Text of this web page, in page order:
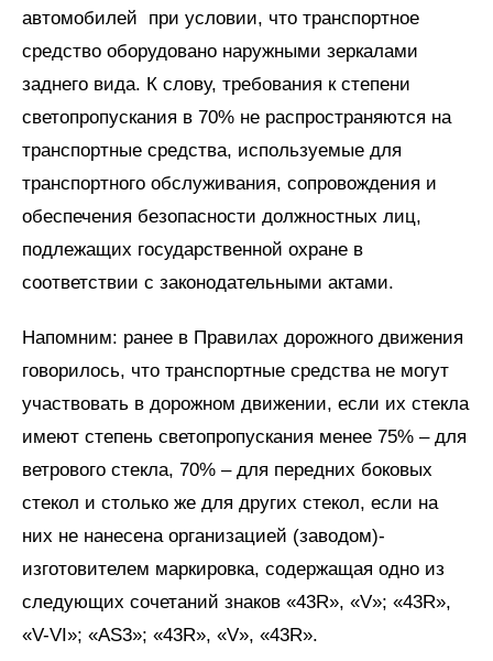
автомобилей при условии, что транспортное
средство оборудовано наружными зеркалами
заднего вида. К слову, требования к степени
светопропускания в 70% не распространяются на
транспортные средства, используемые для
транспортного обслуживания, сопровождения и
обеспечения безопасности должностных лиц,
подлежащих государственной охране в
соответствии с законодательными актами.
Напомним: ранее в Правилах дорожного движения
говорилось, что транспортные средства не могут
участвовать в дорожном движении, если их стекла
имеют степень светопропускания менее 75% – для
ветрового стекла, 70% – для передних боковых
стекол и столько же для других стекол, если на
них не нанесена организацией (заводом)-
изготовителем маркировка, содержащая одно из
следующих сочетаний знаков «43R», «V»; «43R»,
«V-VI»; «AS3»; «43R», «V», «43R».